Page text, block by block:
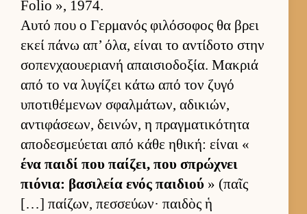
Folio », 1974.
Αυτό που ο Γερ­μανός φιλόσοφος θα βρει
εκεί πάνω απ’ όλα, εί­ναι το αντίδοτο στην
σοπεν­χαου­εριανή απαι­σιο­δοξία. Μακριά
από το να λυγίζει κάτω από τον ζυγό
υποτιθέμενων σφαλ­μάτων, αδικιών,
αντιφάσεων, δει­νών, η πραγ­ματικότητα
αποδεσμεύ­εται από κάθε ηθική: εί­ναι «
ένα παιδί που παί­ζει, που σπρώχνει
πιόνια: βασιλεία ενός παι­διού » (παῖς
[…] παί­ζων, πεσ­σεύ­ων· παι­δὸς ἡ